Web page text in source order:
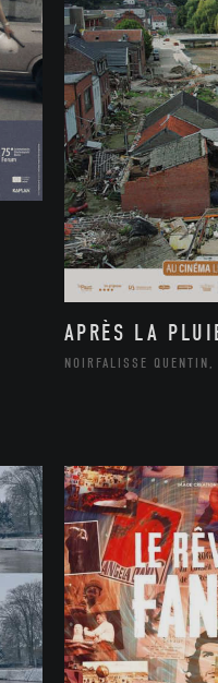
APRÈS LA
NOIRFALISSE QUENTIN,